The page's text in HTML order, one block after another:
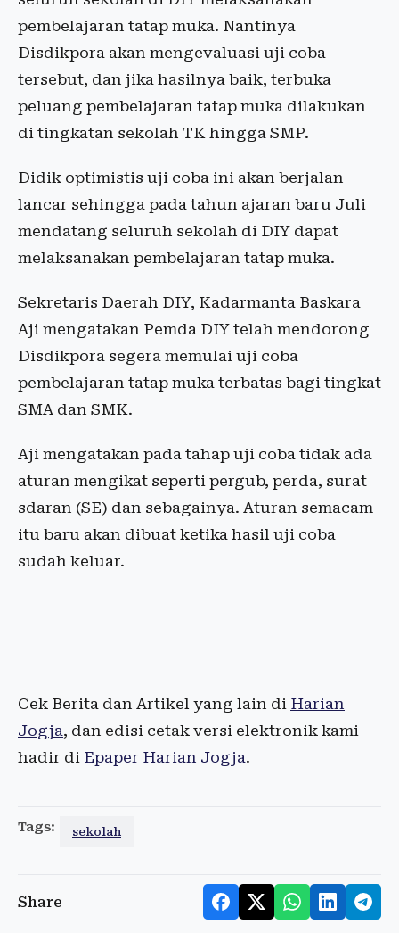
pembelajaran tatap muka. Nantinya
Disdikpora akan mengevaluasi uji coba
tersebut, dan jika hasilnya baik, terbuka
peluang pembelajaran tatap muka dilakukan
di tingkatan sekolah TK hingga SMP.
Didik optimistis uji coba ini akan berjalan
lancar sehingga pada tahun ajaran baru Juli
mendatang seluruh sekolah di DIY dapat
melaksanakan pembelajaran tatap muka.
Sekretaris Daerah DIY, Kadarmanta Baskara
Aji mengatakan Pemda DIY telah mendorong
Disdikpora segera memulai uji coba
pembelajaran tatap muka terbatas bagi tingkat
SMA dan SMK.
Aji mengatakan pada tahap uji coba tidak ada
aturan mengikat seperti pergub, perda, surat
sdaran (SE) dan sebagainya. Aturan semacam
itu baru akan dibuat ketika hasil uji coba
sudah keluar.
Cek Berita dan Artikel yang lain di Harian
Jogja, dan edisi cetak versi elektronik kami
hadir di Epaper Harian Jogja.
Tags: sekolah
Share